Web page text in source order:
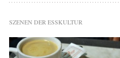
SZENEN DER ESSKULTUR